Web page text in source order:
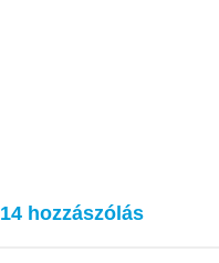
14 hozzászólás